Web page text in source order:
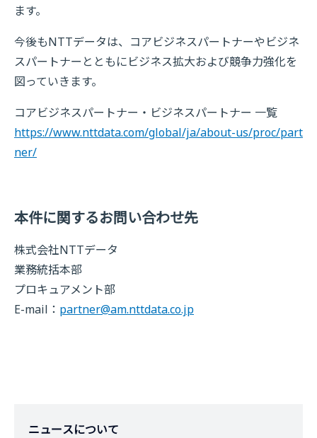
ます。
今後もNTTデータは、コアビジネスパートナーやビジネ
スパートナーとともにビジネス拡大および競争力強化を
図っていきます。
コアビジネスパートナー・ビジネスパートナー 一覧
https://www.nttdata.com/global/ja/about-us/proc/part
ner/
本件に関するお問い合わせ先
株式会社NTTデータ
業務統括本部
プロキュアメント部
E-mail： partner@am.nttdata.co.jp
ニュースについて